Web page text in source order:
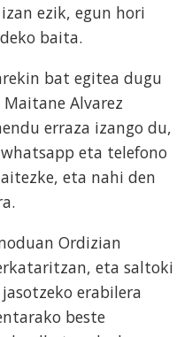
ezik, egun hori
baita.
bat egitea dugu
Alvarez
erraza izango du,
eta telefono
eta nahi den
Ordizian
eta saltoki
erabilera
beste